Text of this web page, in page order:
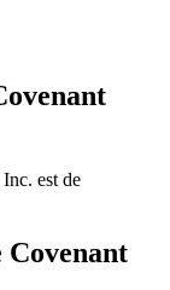
est de
Covenant